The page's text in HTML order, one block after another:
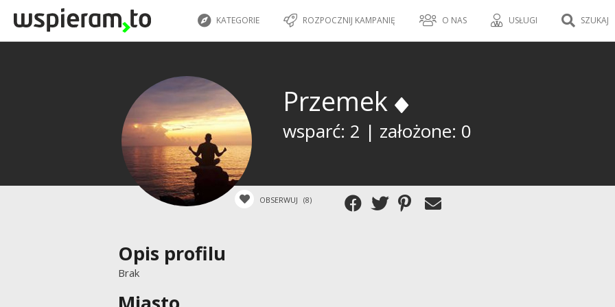
KATEGORIE ROZPOCZNIJ KAMPANIĘ O NAS USŁUGI SZUKAJ
Przemek
wsparć: 2 | założone: 0
OBSERWUJ (8)
Opis profilu
Brak